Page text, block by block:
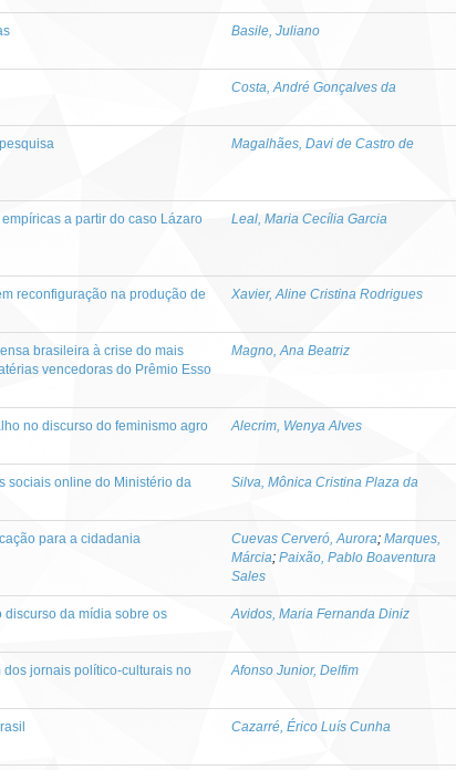
Basile, Juliano
Costa, André Gonçalves da
Magalhães, Davi de Castro de
a partir do caso Lázaro Leal, Maria Cecília Garcia
reconfiguração na produção de
Xavier, Aline Cristina Rodrigues
brasileira à crise do mais
vencedoras do Prêmio Esso
Magno, Ana Beatriz
no discurso do feminismo agro
Alecrim, Wenya Alves
sociais online do Ministério da
Silva, Mônica Cristina Plaza da
para a cidadania Cuevas Cerveró, Aurora; Marques,
Márcia; Paixão, Pablo Boaventura
Sales
da mídia sobre os
Avidos, Maria Fernanda Diniz
jornais político-culturais no
Afonso Junior, Delfim
Cazarré, Érico Luís Cunha